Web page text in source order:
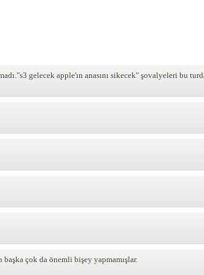
gelecek apple'ın anasını sikecek" şovalyeleri bu
çok da önemli bişey yapmamışlar.